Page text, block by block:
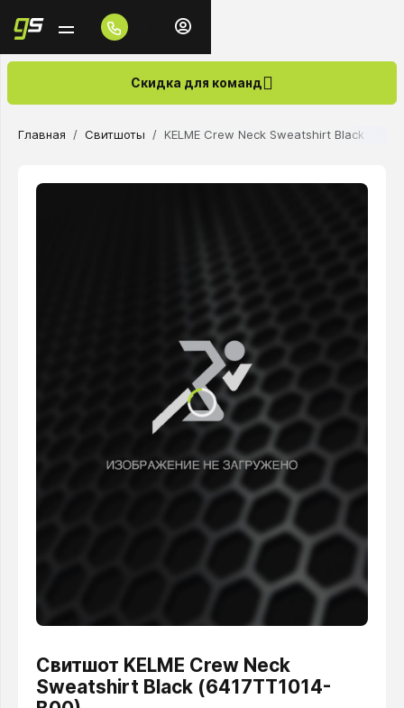
Скидка для команд
Главная Свитшоты KELME Crew Neck Sweatshirt Black
Свитшот KELME Crew Neck
Sweatshirt Black (6417TT1014-